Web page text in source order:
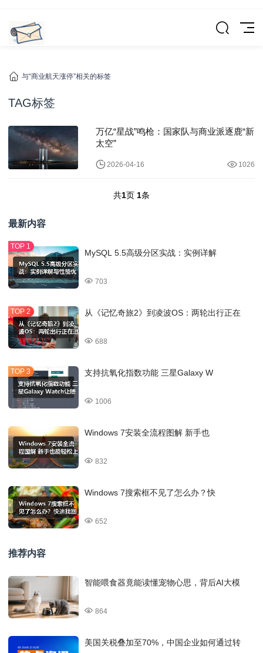
与“商业航天涨停”相关的标签
TAG标签
万亿“星战”鸣枪：国家队与商业派逐鹿“新
太空”
2026-04-16 1026
共1页 1条
最新内容
MySQL 5.5高级分区实战：实例详解
703
从《记忆奇旅2》到凌波OS：两轮出行正在
688
支持抗氧化指数功能 三星Galaxy W
1006
Windows 7安装全流程图解 新手也
832
Windows 7搜索框不见了怎么办？快
652
推荐内容
智能喂食器竟能读懂宠物心思，背后AI大模
864
美国关税叠加至70%，中国企业如何通过转